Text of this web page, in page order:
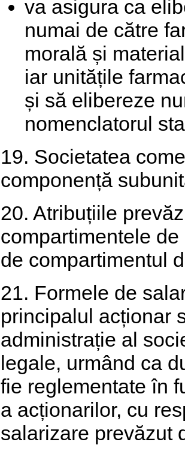
va asigura ca
numai de către
morală și
iar unitățile
și să elibereze
nomenclatorul
19. Societatea
componență
20. Atribuțiile
compartimentele
de compartimentul
21. Formele de
principalul acționar
administrație al
legale, urmând ca
fie reglementate în
a acționarilor, cu
salarizare prevăzut